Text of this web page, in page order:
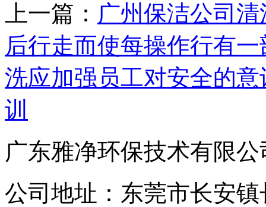
上一篇： 广州保洁公司
后行走而使每操作行有
洗应加强员工对安全的
训
广东雅净环保技术有限公
公司地址：东莞市长安